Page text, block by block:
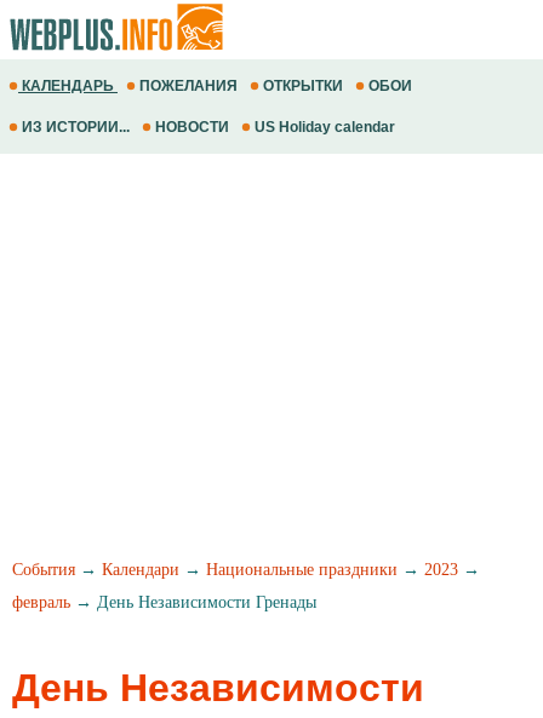
КАЛЕНДАРЬ ПОЖЕЛАНИЯ ОТКРЫТКИ ОБОИ
ИЗ ИСТОРИИ... НОВОСТИ US Holiday calendar
События → Календари → Национальные праздники → 2023 →
февраль → День Независимости Гренады
День Независимости